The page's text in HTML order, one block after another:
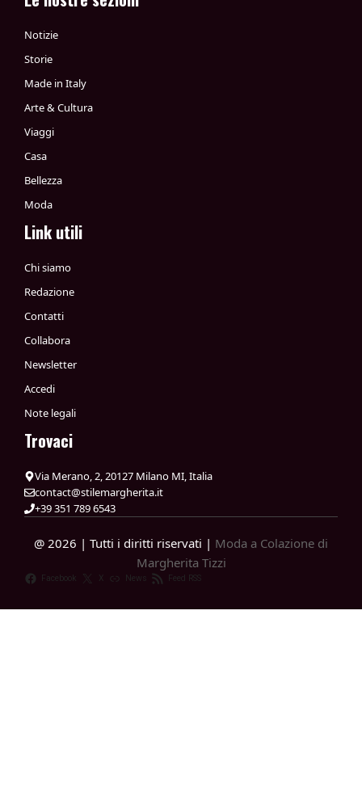
Notizie
Storie
Made in Italy
Arte & Cultura
Viaggi
Casa
Bellezza
Moda
Link utili
Chi siamo
Redazione
Contatti
Collabora
Newsletter
Accedi
Note legali
Trovaci
Via Merano, 2, 20127 Milano MI, Italia
contact@stilemargherita.it
+39 351 789 6543
@ 2026 | Tutti i diritti riservati | Moda a Colazione di
Margherita Tizzi
Facebook X News Feed RSS